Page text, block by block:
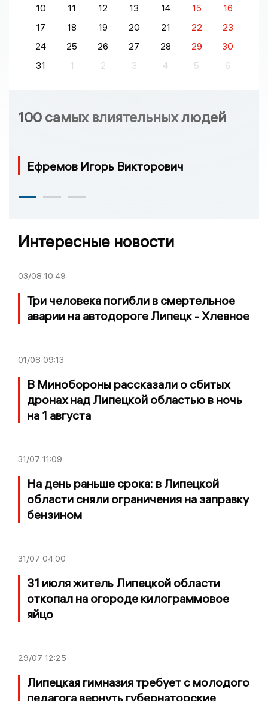
10
11 12 13 14 15
16
17
18 19 20 21 22
23
24
25 26 27 28 29
30
31
1 2 3 4 5 6
100 самых влиятельных людей
Ефремов Игорь Викторович
Интересные новости
03/08 10:49
Три человека погибли в смертельное
аварии на автодороге Липецк - Хлевное
01/08 09:13
В Минобороны рассказали о сбитых
дронах над Липецкой областью в ночь
на 1 августа
31/07 11:09
На день раньше срока: в Липецкой
области сняли ограничения на заправку
бензином
31/07 04:00
31 июля житель Липецкой области
откопал на огороде килограммовое
яйцо
29/07 12:25
Липецкая гимназия требует с молодого
педагога вернуть губернаторские